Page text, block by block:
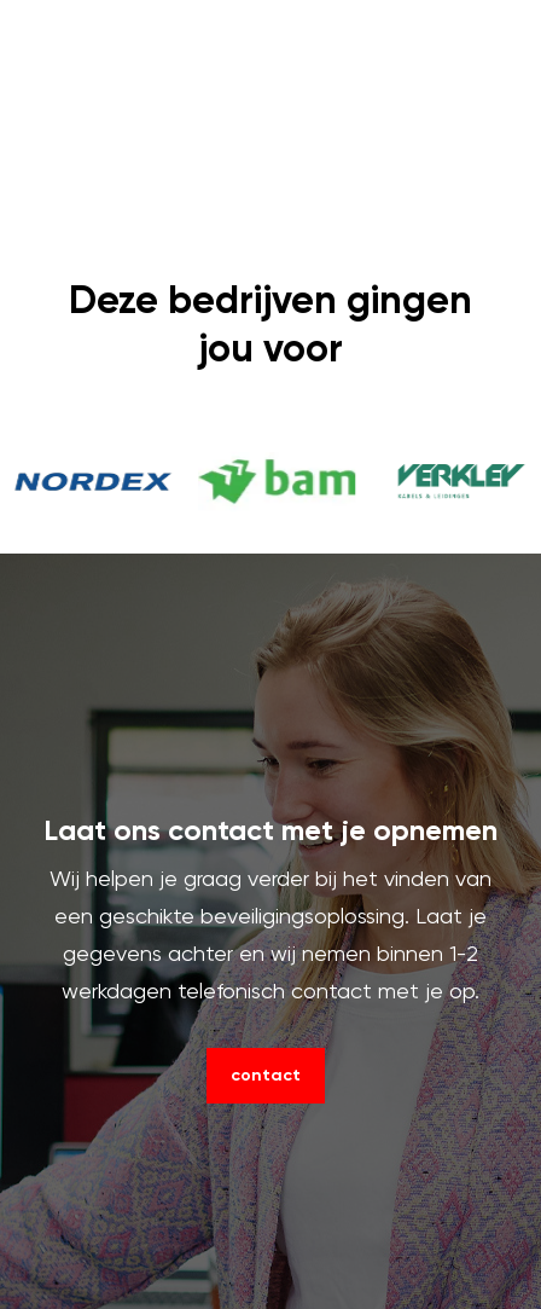
Deze bedrijven gingen
jou voor
Laat ons contact met je opnemen
Wij helpen je graag verder bij het vinden van
een geschikte beveiligingsoplossing. Laat je
gegevens achter en wij nemen binnen 1-2
werkdagen telefonisch contact met je op.
contact